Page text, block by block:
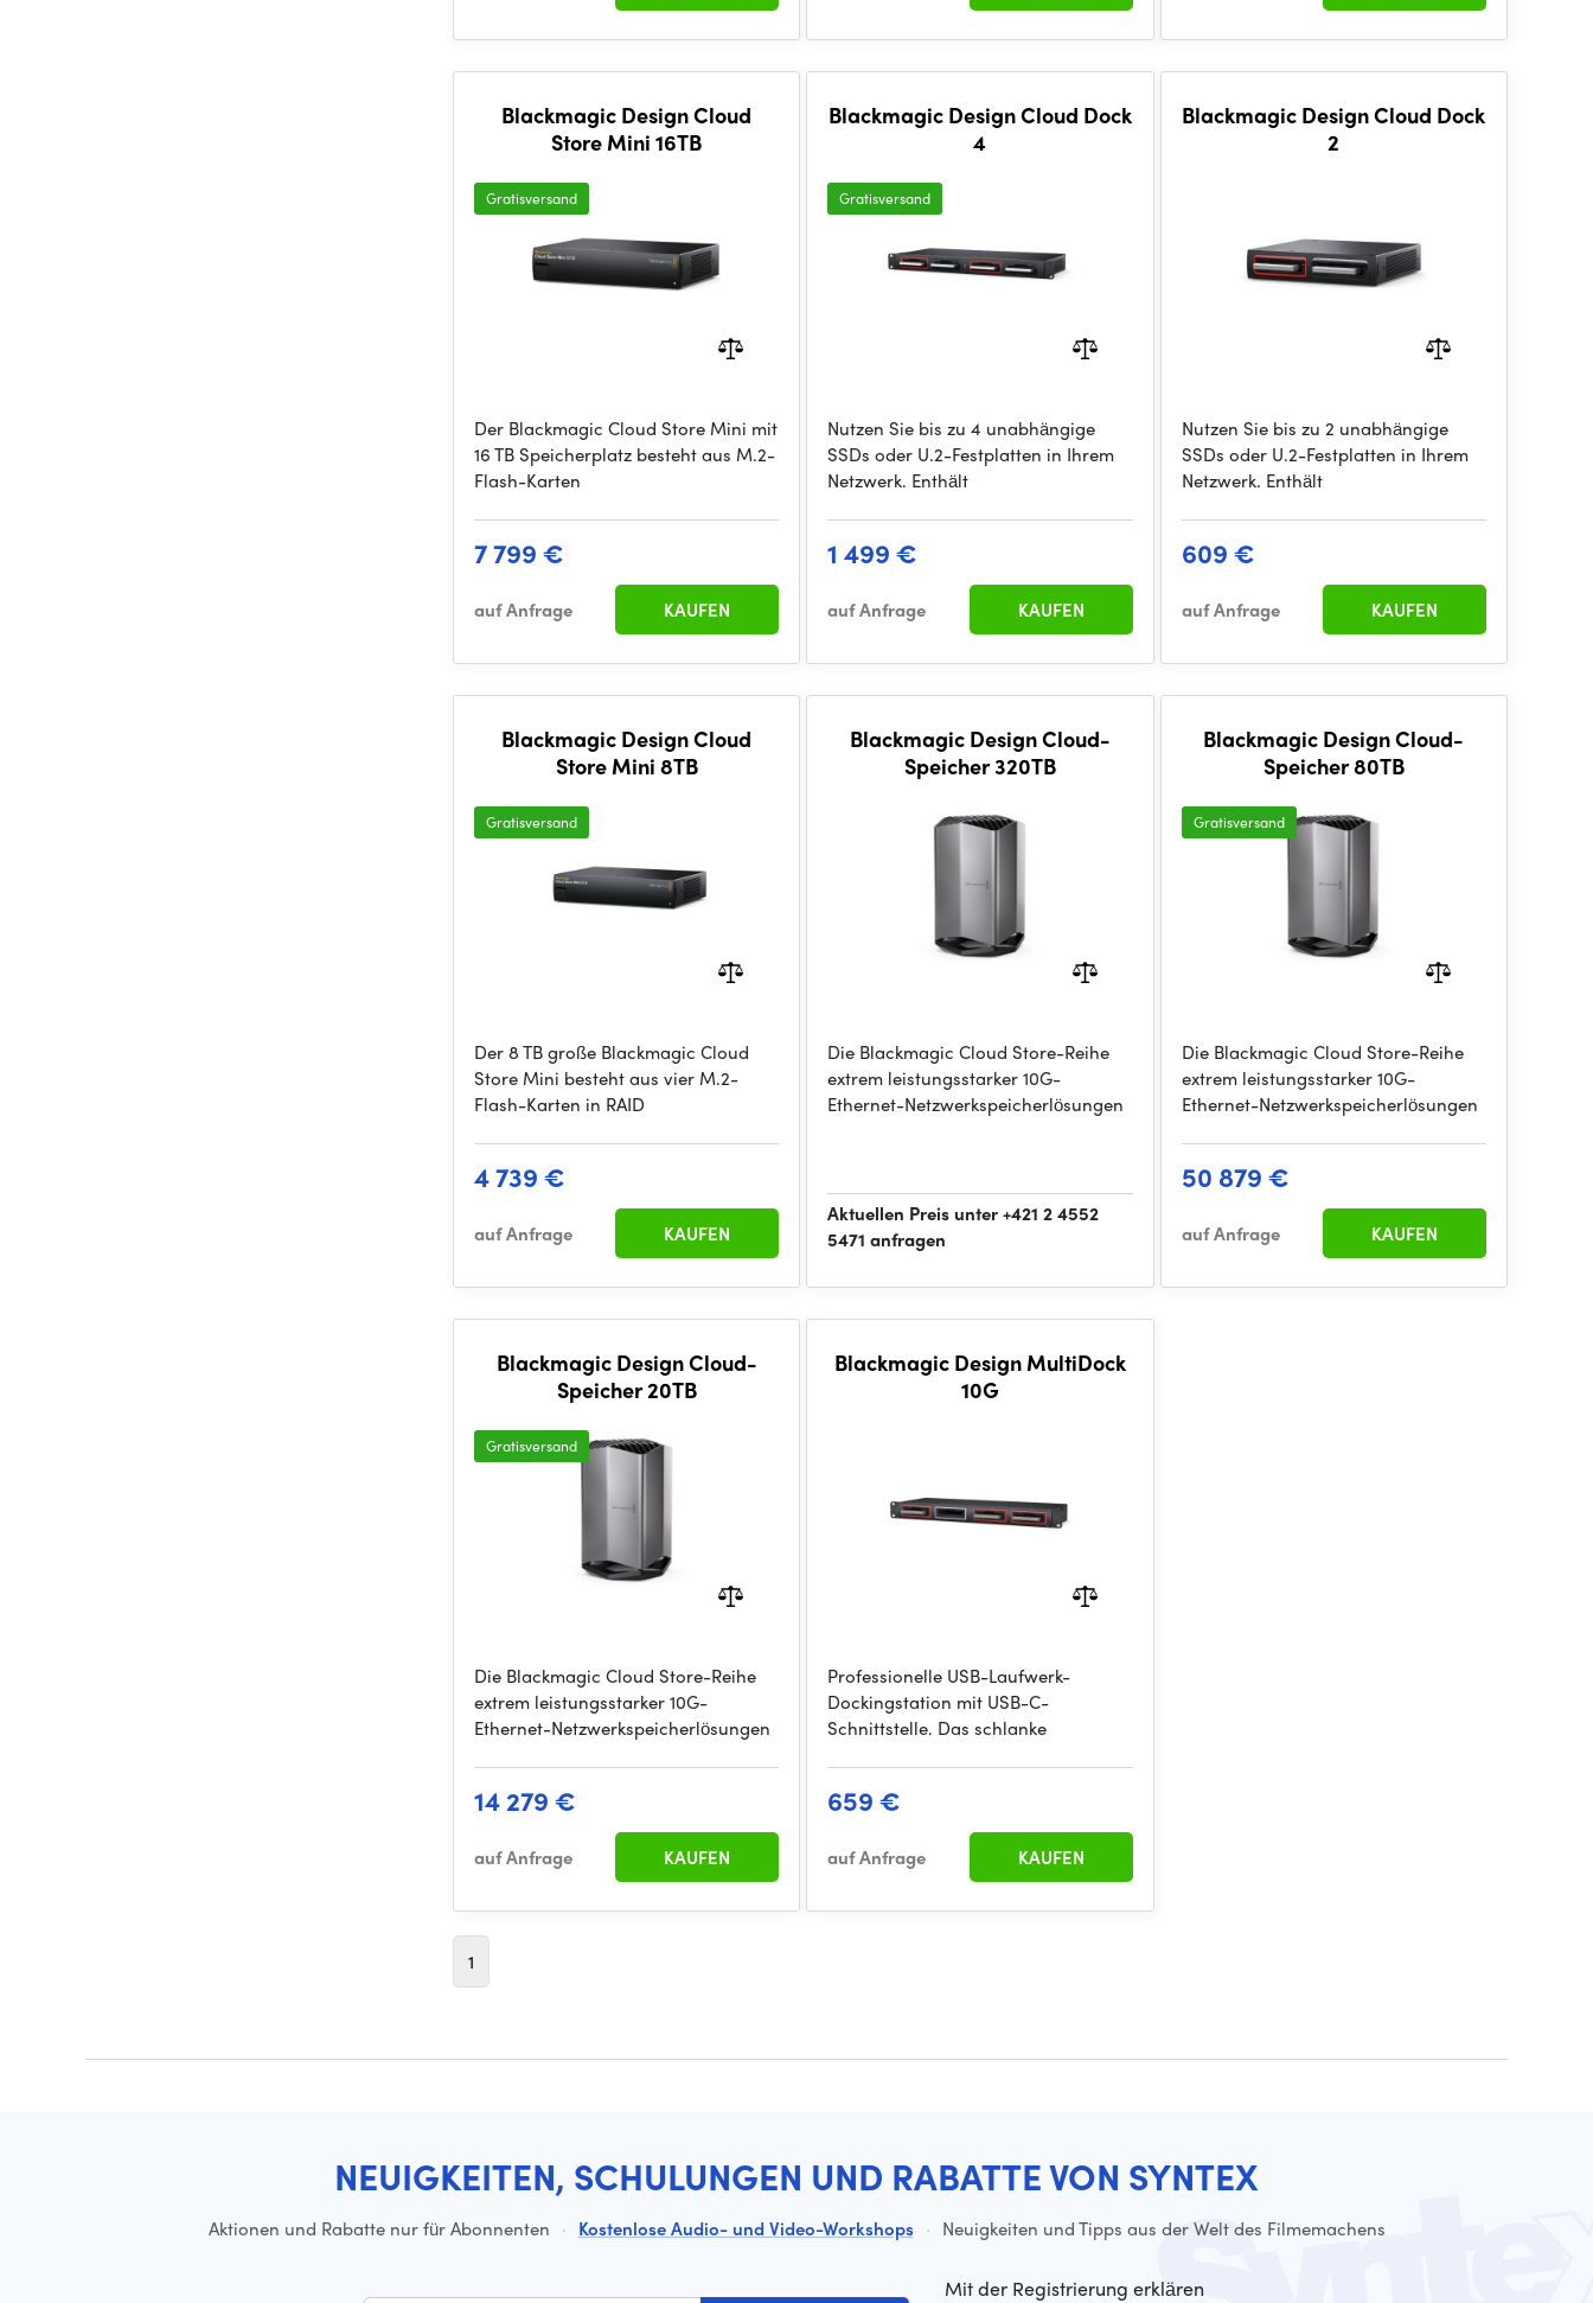
Blackmagic Design Cloud
Store Mini 16TB
Gratisversand
Der Blackmagic Cloud Store Mini mit
16 TB Speicherplatz besteht aus M.2-
Flash-Karten
7 799 €
auf Anfrage KAUFEN
Blackmagic Design Cloud Dock
4
Gratisversand
Nutzen Sie bis zu 4 unabhängige
SSDs oder U.2-Festplatten in Ihrem
Netzwerk. Enthält
1 499 €
auf Anfrage KAUFEN
Blackmagic Design Cloud Dock
2
Nutzen Sie bis zu 2 unabhängige
SSDs oder U.2-Festplatten in Ihrem
Netzwerk. Enthält
609 €
auf Anfrage KAUFEN
Blackmagic Design Cloud
Store Mini 8TB
Gratisversand
Der 8 TB große Blackmagic Cloud
Store Mini besteht aus vier M.2-
Flash-Karten in RAID
4 739 €
auf Anfrage KAUFEN
Blackmagic Design Cloud-
Speicher 320TB
Die Blackmagic Cloud Store-Reihe
extrem leistungsstarker 10G-
Ethernet-Netzwerkspeicherlösungen
Aktuellen Preis unter +421 2 4552
5471 anfragen
Blackmagic Design Cloud-
Speicher 80TB
Gratisversand
Die Blackmagic Cloud Store-Reihe
extrem leistungsstarker 10G-
Ethernet-Netzwerkspeicherlösungen
50 879 €
auf Anfrage KAUFEN
Blackmagic Design Cloud-
Speicher 20TB
Gratisversand
Die Blackmagic Cloud Store-Reihe
extrem leistungsstarker 10G-
Ethernet-Netzwerkspeicherlösungen
14 279 €
auf Anfrage KAUFEN
Blackmagic Design MultiDock
10G
Professionelle USB-Laufwerk-
Dockingstation mit USB-C-
Schnittstelle. Das schlanke
659 €
auf Anfrage KAUFEN
1
NEUIGKEITEN, SCHULUNGEN UND RABATTE VON SYNTEX
Aktionen und Rabatte nur für Abonnenten · Kostenlose Audio- und Video-Workshops · Neuigkeiten und Tipps aus der Welt des Filmemachens
Mit der Registrierung erklären